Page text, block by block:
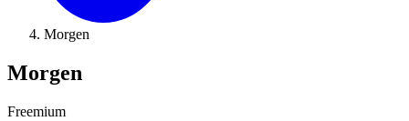
Morgen
Morgen
Freemium